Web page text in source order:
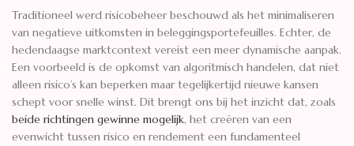
Traditioneel werd risicobeheer beschouwd als het minimaliseren
van negatieve uitkomsten in beleggingsportefeuilles. Echter, de
hedendaagse marktcontext vereist een meer dynamische aanpak.
Een voorbeeld is de opkomst van algoritmisch handelen, dat niet
alleen risico’s kan beperken maar tegelijkertijd nieuwe kansen
schept voor snelle winst. Dit brengt ons bij het inzicht dat, zoals
beide richtingen gewinne mogelijk, het creëren van een
evenwicht tussen risico en rendement een fundamenteel